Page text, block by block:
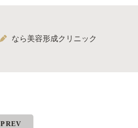
なら美容形成クリニック
PREV